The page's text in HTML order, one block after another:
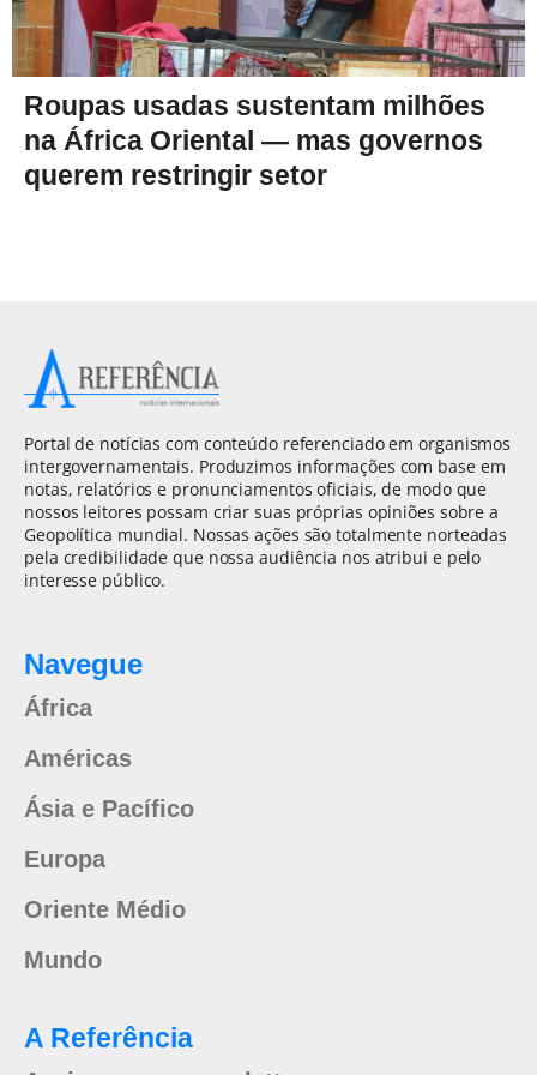
Roupas usadas sustentam milhões
na África Oriental — mas governos
querem restringir setor
Portal de notícias com conteúdo referenciado em organismos
intergovernamentais. Produzimos informações com base em
notas, relatórios e pronunciamentos oficiais, de modo que
nossos leitores possam criar suas próprias opiniões sobre a
Geopolítica mundial. Nossas ações são totalmente norteadas
pela credibilidade que nossa audiência nos atribui e pelo
interesse público.
Navegue
África
Américas
Ásia e Pacífico
Europa
Oriente Médio
Mundo
A Referência